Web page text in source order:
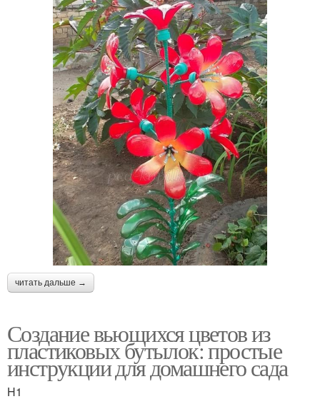
читать дальше →
Создание вьющихся цветов из
пластиковых бутылок: простые
инструкции для домашнего сада
H1